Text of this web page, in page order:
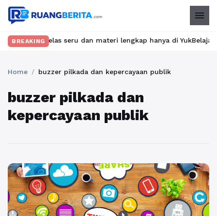
menu
BREAKING
kelas seru dan materi lengkap hanya di
Home / buzzer pilkada dan kepercayaan publik
buzzer pilkada dan
kepercayaan publik